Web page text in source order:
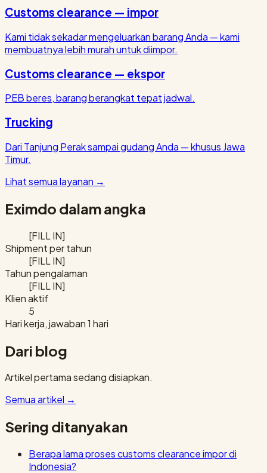
Customs clearance — impor
Kami tidak sekadar mengeluarkan barang Anda — kami
membuatnya lebih murah untuk diimpor.
Customs clearance — ekspor
PEB beres, barang berangkat tepat jadwal.
Trucking
Dari Tanjung Perak sampai gudang Anda — khusus Jawa
Timur.
Lihat semua layanan →
Eximdo dalam angka
[FILL IN]
Shipment per tahun
[FILL IN]
Tahun pengalaman
[FILL IN]
Klien aktif
5
Hari kerja, jawaban 1 hari
Dari blog
Artikel pertama sedang disiapkan.
Semua artikel →
Sering ditanyakan
Berapa lama proses customs clearance impor di
Indonesia?